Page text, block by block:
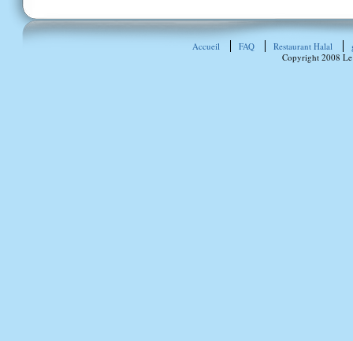
Accueil FAQ Restaurant Halal
Copyright 2008